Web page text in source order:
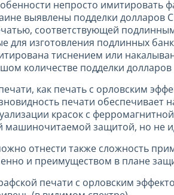
непросто
выявлены подделки
соответствующей
для изготовления подлинных
тиснением или
количестве подделки
как печать с орловским
печати
красок с
машиночитаемой защитой, но не
отнести также сложность
и преимуществом в плане
печати с орловским